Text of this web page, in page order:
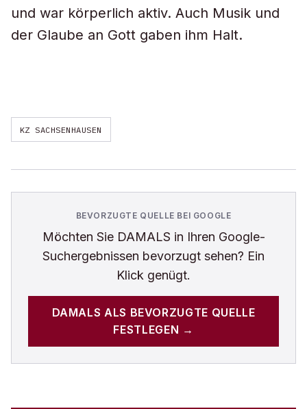
und war körperlich aktiv. Auch Musik und
der Glaube an Gott gaben ihm Halt.
KZ SACHSENHAUSEN
BEVORZUGTE QUELLE BEI GOOGLE
Möchten Sie DAMALS in Ihren Google-
Suchergebnissen bevorzugt sehen? Ein
Klick genügt.
DAMALS ALS BEVORZUGTE QUELLE
FESTLEGEN →